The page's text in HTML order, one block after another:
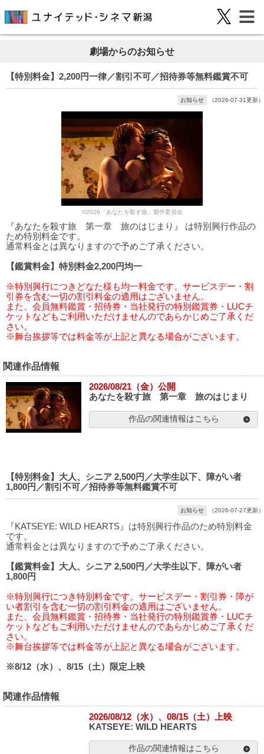
劇場からのお知らせ
【特別料金】2,200円一律／割引不可／招待券等無料鑑賞不可
お知らせ （2026-07-31更新）
©2026「あなたを殺す旅」製作委員会
『あなたを殺す旅 第一章 旅のはじまり』 は特別興行作品の
ため特別料金です。
通常料金とは異なりますので予めご了承ください。
【鑑賞料金】特別料金2,200円均一
※特別興行につきどなた様も均一料金です。サービスデー・割
引券を含む一切の割引料金の適用はございません。
また、会員無料鑑賞・招待券・当社発行の特別鑑賞券・LUCチ
ケットなどもご利用いただけませんのであらかじめご了承くだ
さい。
※舞台挨拶等では料金等が上記と異なる場合がございます。
関連作品情報
2026/08/21（金）公開
あなたを殺す旅 第一章 旅のはじまり
作品の関連情報はこちら
【特別料金】大人、シニア 2,500円／大学生以下、障がい者
1,800円／割引不可／招待券等無料鑑賞不可
お知らせ （2026-07-27更新）
『KATSEYE: WILD HEARTS』は特別興行作品のため特別料金
です。
通常料金とは異なりますので予めご了承ください。
【鑑賞料金】大人、シニア 2,500円／大学生以下、障がい者
1,800円
※特別興行につき特別料金です。サービスデー・割引券・障が
い者割引を含む一切の割引料金の適用はございません。
また、会員無料鑑賞・招待券・当社発行の特別鑑賞券・LUCチ
ケットなどもご利用いただけませんのであらかじめご了承くだ
さい。
※舞台挨拶等では料金等が上記と異なる場合がございます。
※8/12（水）、8/15（土）限定上映
関連作品情報
2026/08/12（水）、08/15（土）上映
KATSEYE: WILD HEARTS
作品の関連情報はこちら